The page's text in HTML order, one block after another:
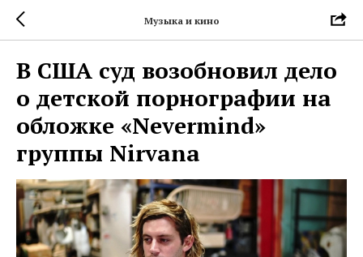
Музыка и кино
В США суд возобновил дело
о детской порнографии на
обложке «Nevermind»
группы Nirvana